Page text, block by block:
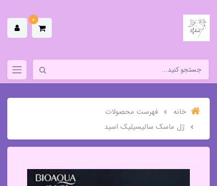
0
خانه
فهرست محصولات
ژل ماسک سالیسیلیک اسید